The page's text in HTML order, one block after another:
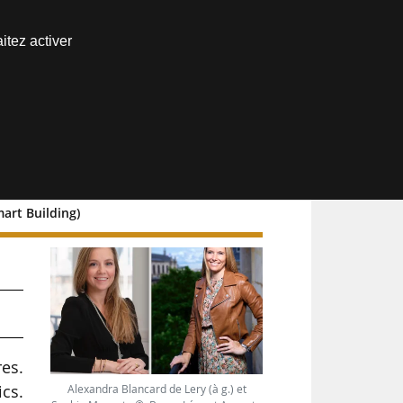
Building)
Alexandra Blancard de Lery (à g.) et
activer